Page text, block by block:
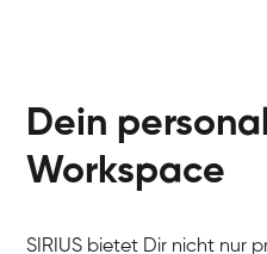
Dein
Workspace
SIRIUS bietet Dir nicht nur